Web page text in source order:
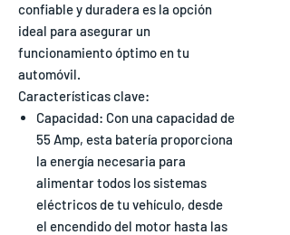
confiable y duradera es la opción
ideal para asegurar un
funcionamiento óptimo en tu
automóvil.
Características clave:
Capacidad: Con una capacidad de
55 Amp, esta batería proporciona
la energía necesaria para
alimentar todos los sistemas
eléctricos de tu vehículo, desde
el encendido del motor hasta las